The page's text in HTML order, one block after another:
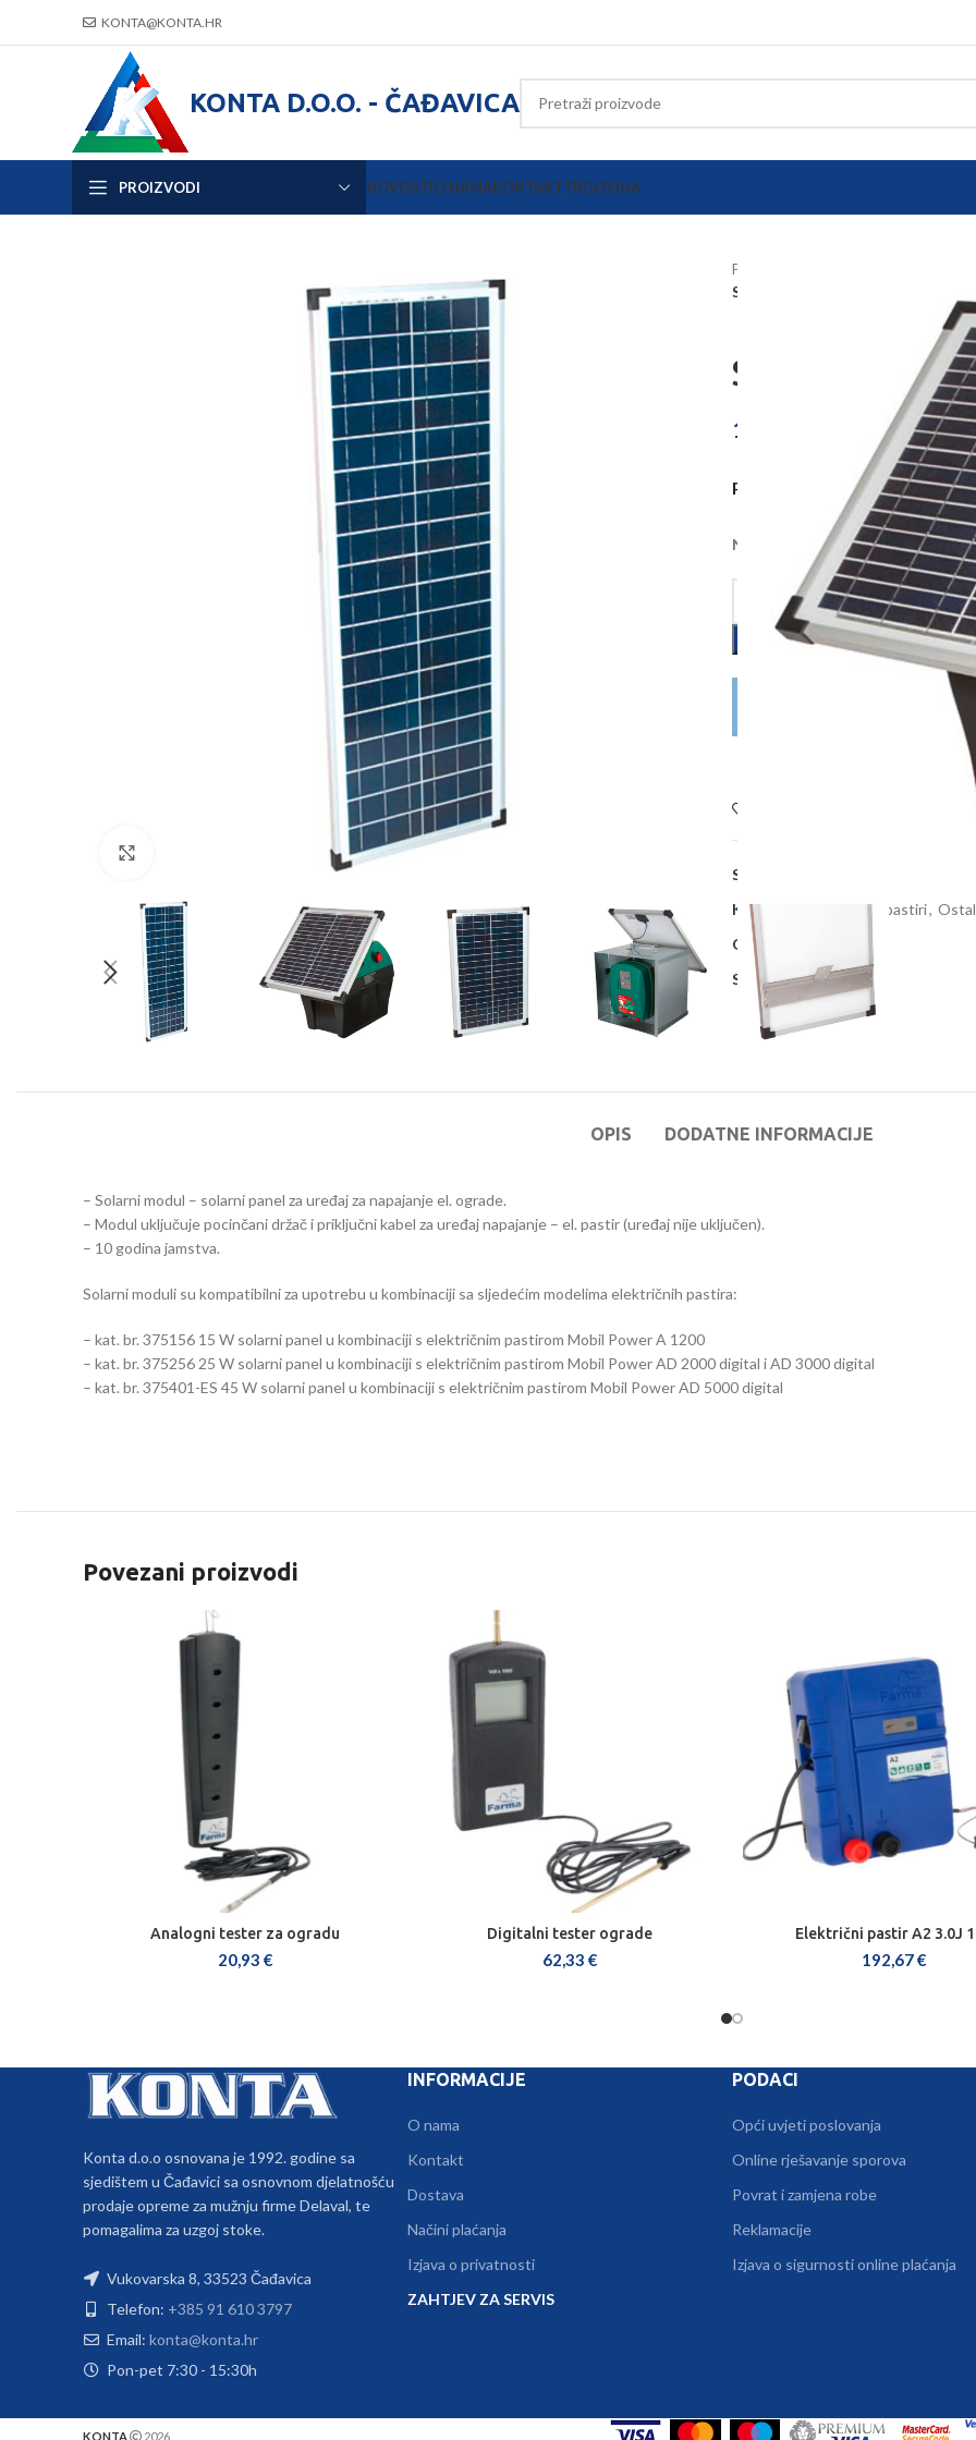
KONTA@KONTA.HR
KONTA D.O.O. - ČAĐAVICA
PROIZVODI NOVOSTIO NAMAKONTAKTTRGOVINA
Početna
Solarni modul za Mobil Power A i
Solarni
165,60 219,65€
PROIZVOD
Na zalihi kod dobavljača, dobava
DODAJ U KOŠARICU
SKU:
Kategorije:
Električni pastiri,
Oznake:
Share:
OPIS DODATNE INFORMACIJE
– Solarni modul – solarni panel za uređaj za napajanje el. ograde.
– Modul uključuje pocinčani držač i priključni kabel za uređaj napajanje – el. pastir (uređaj nije uključen).
– 10 godina jamstva.
Solarni moduli su kompatibilni za upotrebu u kombinaciji sa sljedećim modelima električnih pastira:
– kat. br. 375156 15 W solarni panel u kombinaciji s električnim pastirom Mobil Power A 1200
– kat. br. 375256 25 W solarni panel u kombinaciji s električnim pastirom Mobil Power AD 2000 digital i AD 3000 digital
– kat. br. 375401-ES 45 W solarni panel u kombinaciji s električnim pastirom Mobil Power AD 5000 digital
Povezani proizvodi
DODAJ U KOŠARICU
Analogni tester za ogradu
20,93 €
DODAJ U KOŠARICU
Digitalni tester ograde
62,33 €
DODAJ U KOŠARICU
Električni pastir A2 3.0J
192,67€
Konta d.o.o osnovana je 1992. godine sa
sjedištem u Čađavici sa osnovnom djelatnošću
prodaje opreme za mužnju firme Delaval, te
pomagalima za uzgoj stoke.
Vukovarska 8, 33523 Čađavica
Telefon: +385 91 610 3797
Email: konta@konta.hr
Pon-pet 7:30 - 15:30h
INFORMACIJE
O nama
Kontakt
Dostava
Načini plaćanja
Izjava o privatnosti
ZAHTJEV ZA SERVIS
PODACI
Opći uvjeti poslovanja
Online rješavanje sporova
Povrat i zamjena robe
Reklamacije
Izjava o sigurnosti online plaćanja
KONTA 2026